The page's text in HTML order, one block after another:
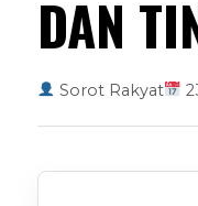
DAN
Sorot Rakyat